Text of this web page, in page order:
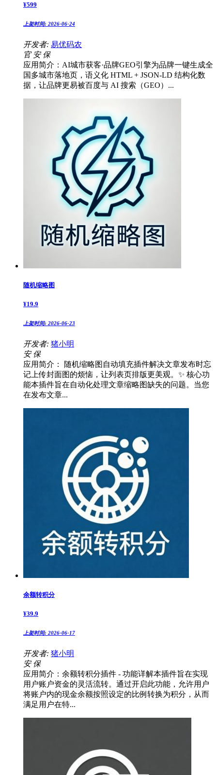
¥599
上架时间: 2026-06-24
开发者: 易优码农
官 安 保
应用简介：AI城市获客·品牌GEO引擎为品牌一键生成全
国多城市落地页，语义化 HTML + JSON-LD 结构化数
据，让品牌更易被百度与 AI 搜索（GEO）...
随机缩略图
¥19.9
上架时间: 2026-06-23
开发者: 猪小明
安 保
应用简介：️ 随机缩略图自动填充插件解决文章发布时忘
记上传封面图的烦恼，让列表页排版更美观。✨ 核心功
能本插件旨在自动化处理文章缩略图缺失的问题。当您
在发布文章...
余额转积分
¥39.9
上架时间: 2026-06-17
开发者: 猪小明
安 保
应用简介：余额转积分插件 - 功能详解本插件旨在实现
用户账户资金的灵活流转。通过开启此功能，允许用户
将账户内的现金余额按照设定的比例转换为积分，从而
满足用户在特...